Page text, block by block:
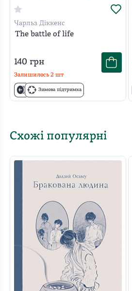
Чарльз Діккенс
The battle of life
140 грн
Залишилось 2 шт
Зимова підтримка
Схожі популярні